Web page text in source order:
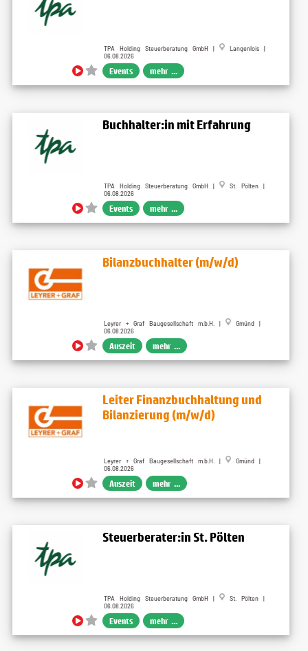
TPA Holding Steuerberatung GmbH |
Langenlois |
06.08.2026
Events mehr ...
Buchhalter:in mit Erfahrung
TPA Holding Steuerberatung GmbH |
St. Pölten |
06.08.2026
Events mehr ...
Bilanzbuchhalter (m/w/d)
Leyrer + Graf Baugesellschaft m.b.H. |
Gmünd |
06.08.2026
Auszeit mehr ...
Leiter Finanzbuchhaltung und
Bilanzierung (m/w/d)
Leyrer + Graf Baugesellschaft m.b.H. |
Gmünd |
06.08.2026
Auszeit mehr ...
Steuerberater:in St. Pölten
TPA Holding Steuerberatung GmbH |
St. Pölten |
06.08.2026
Events mehr ...